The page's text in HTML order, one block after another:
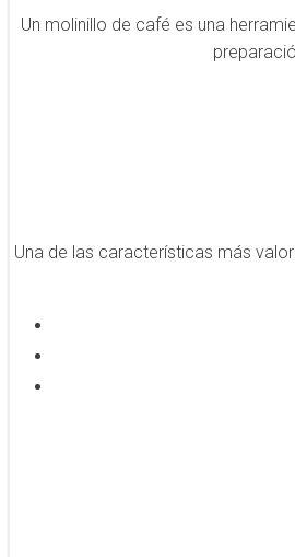
Un molinillo de café es una
Una de las características más